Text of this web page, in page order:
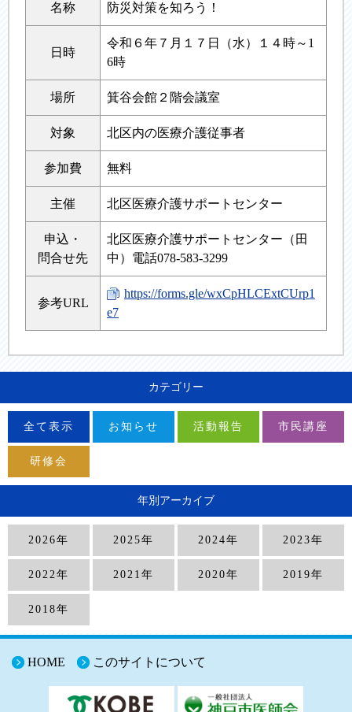
名称 防災対策を知ろう！
日時
令和６年７月１７日（水）１４時～1
6時
場所 箕谷会館２階会議室
対象 北区内の医療介護従事者
参加費 無料
主催 北区医療介護サポートセンター
申込・
問合せ先
北区医療介護サポートセンター（田
中）電話078-583-3299
参考URL
https://forms.gle/wxCpHLCExtCUrp1
e7
カテゴリー
全て表示 お知らせ 活動報告 市民講座
研修会
年別アーカイブ
2026年 2025年 2024年 2023年
2022年 2021年 2020年 2019年
2018年
HOME このサイトについて